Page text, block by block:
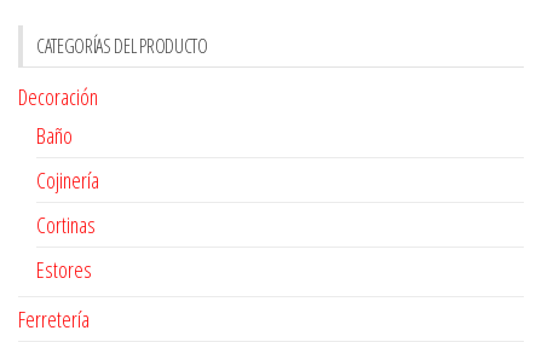
CATEGORÍAS DEL PRODUCTO
Decoración
Baño
Cojinería
Cortinas
Estores
Ferretería